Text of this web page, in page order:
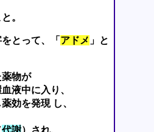
。
とって、「 アドメ 」と
物が
液中に入り、
効を発現 し、
代謝）され、